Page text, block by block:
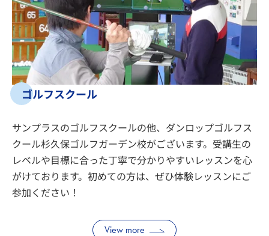
ゴルフスクール
サンプラスのゴルフスクールの他、ダンロップゴルフス
クール杉久保ゴルフガーデン校がございます。受講生の
レベルや目標に合った丁寧で分かりやすいレッスンを心
がけております。初めての方は、ぜひ体験レッスンにご
参加ください！
View more